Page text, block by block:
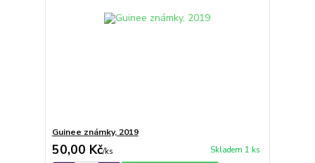
Guinee známky, 2019
50,00 Kč/ks Skladem 1 ks